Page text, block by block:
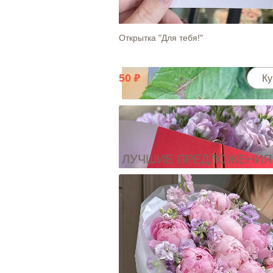
Открытка "Для тебя!"
50
ЛУЧШИЕ ПРЕДЛОЖЕНИЯ